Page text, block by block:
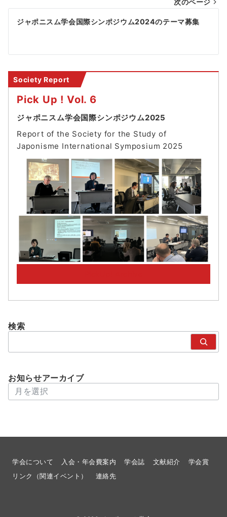
ビ
ゲ
シ
ョ
ン
次のページ
ジャポニスム学会国際シンポジウム2024のテーマ募集
Society Report
Pick Up ! Vol. 6
ジャポニスム学会国際シンポジウム2025
Report of the Society for the Study of
Japonisme International Symposium 2025
検索
お知らせアーカイブ
アーカイブ
学会について 入会・年会費案内 学会誌 文献紹介
学会賞
リンク（関連イベント）
連絡先